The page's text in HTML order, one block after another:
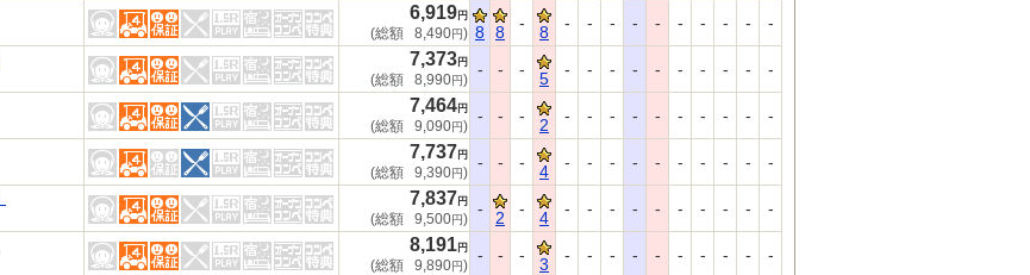
6,919 円
(総額 8,490円) 8 8 - 8 - - - - - - - - - -
7,373 円
(総額 8,990円)
- - - 5 - - - - - - - - - -
7,464 円
(総額 9,090円)
- - - 2 - - - - - - - - - -
7,737 円
(総額 9,390円)
- - - 4 - - - - - - - - - -
7,837 円
(総額 9,500円)
- 2 - 4 - - - - - - - - - -
8,191 円
(総額 9,890円)
- - - 3 - - - - - - - - - -